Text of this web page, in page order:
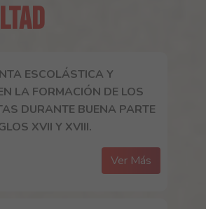
ESCOLÁSTICA Y
LA FORMACIÓN DE LOS
DURANTE BUENA PARTE
XVII Y XVIII.
Ver Más